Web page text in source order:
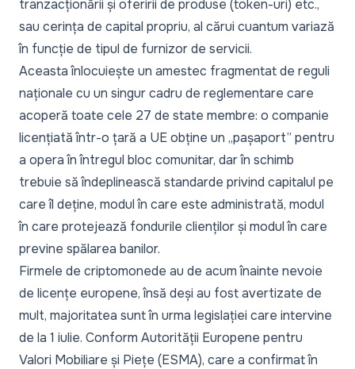
tranzacționării și oferirii de produse (token-uri) etc.,
sau cerința de capital propriu, al cărui cuantum variază
în funcție de tipul de furnizor de servicii.
Aceasta înlocuiește un amestec fragmentat de reguli
naționale cu un singur cadru de reglementare care
acoperă toate cele 27 de state membre: o companie
licențiată într-o țară a UE obține un „pașaport” pentru
a opera în întregul bloc comunitar, dar în schimb
trebuie să îndeplinească standarde privind capitalul pe
care îl deține, modul în care este administrată, modul
în care protejează fondurile clienților și modul în care
previne spălarea banilor.
Firmele de criptomonede au de acum înainte nevoie
de licențe europene, însă deși au fost avertizate de
mult, majoritatea sunt în urma legislației care intervine
de la 1 iulie. Conform Autorității Europene pentru
Valori Mobiliare și Piețe (ESMA), care a confirmat în